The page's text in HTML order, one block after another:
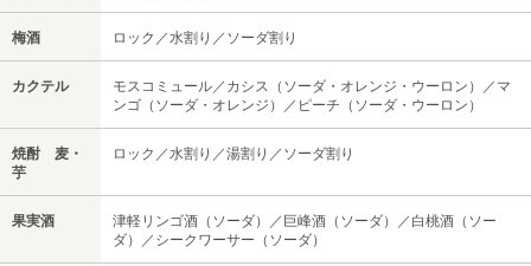
梅酒 ロック／水割り／ソーダ割り
カクテル
モスコミュール／カシス（ソーダ・オレンジ・ウーロン）／マ
ンゴ（ソーダ・オレンジ）／ピーチ（ソーダ・ウーロン）
焼酎 麦・
芋
ロック／水割り／湯割り／ソーダ割り
果実酒
津軽リンゴ酒（ソーダ）／巨峰酒（ソーダ）／白桃酒（ソー
ダ）／シークワーサー（ソーダ）